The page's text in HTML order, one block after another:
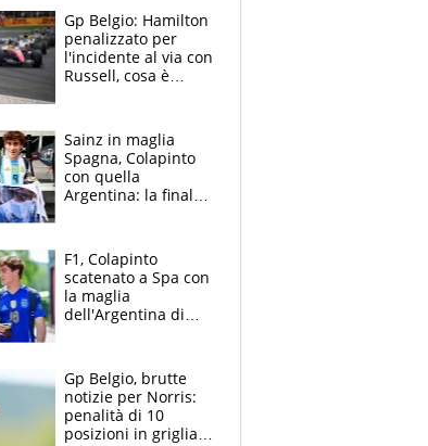
2021
Gp Belgio: Hamilton
penalizzato per
l'incidente al via con
Russell, cosa è
Sainz in maglia
Spagna, Colapinto
con quella
Argentina: la finale
vede l'ora
F1, Colapinto
scatenato a Spa con
la maglia
dell'Argentina di
le parolacce"
Gp Belgio, brutte
notizie per Norris:
penalità di 10
posizioni in griglia,